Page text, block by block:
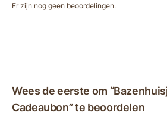
Er zijn nog geen beoordelingen.
Wees de eerste om
Cadeaubon” te beoordelen